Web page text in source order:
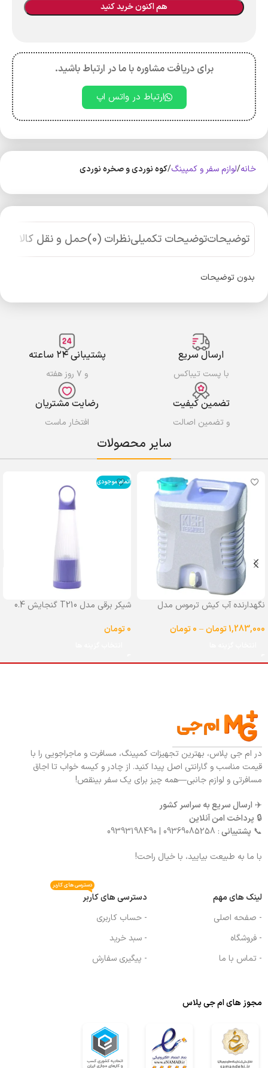
هم اکنون خرید کنید
برای دریافت مشاوره با ما در ارتباط باشید.
ارتباط در واتس اپ
خانه لوازم سفر و کمپینگ کوه‌ نوردی و صخره نوردی
توضیحاتتوضیحات تکمیلینظرات (0) حمل و نقل کالا
بدون توضیحات
ارسال سریع
با پست تیباکس
پشتیبانی ۲۴ ساعته
و ۷ روز هفته
تضمین کیفیت
و تضمین اصالت
رضایت مشتریان
افتخار ماست
سایر محصولات
نگهدارنده آب کیش ترموس مدل
1,283,000تومان–
0تومان
اتمام موجودی
شیکر برقی مدل T210 گنجایش 0.4
0تومان
در ام جی پلاس، بهترین تجهیزات کمپینگ، مسافرت و ماجراجویی را با
قیمت مناسب و گارانتی اصل پیدا کنید. از چادر و کیسه خواب تا اجاق
مسافرتی و لوازم جانبی—همه چیز برای یک سفر بینقص!
✈️ ارسال سریع به سراسر کشور
🔒 پرداخت امن آنلاین
📞 پشتیبانی: 09369085258 | 09393198490
با ما به طبیعت بیایید، با خیال راحت!
لینک های مهم
- صفحه اصلی
- فروشگاه
- تماس با ما
دسترسی های کاربر
دسترسی های کاربر
- حساب کاربری
- سبد خرید
- پیگیری سفارش
مجوز های ام جی پلاس